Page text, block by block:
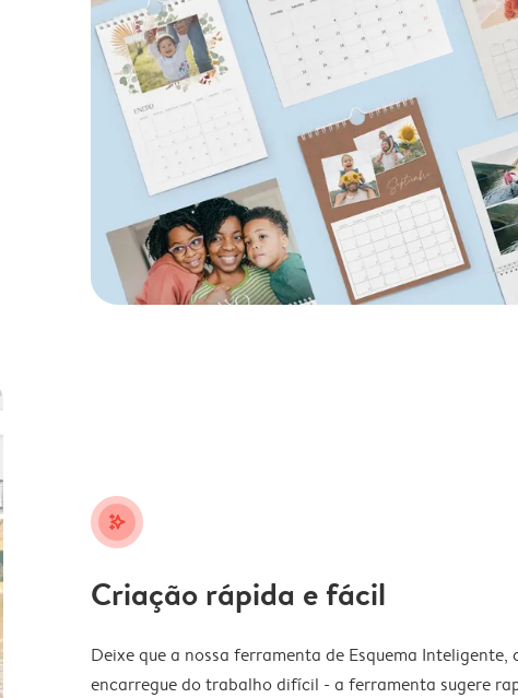
stars_plus
Criação rápida e fácil
Deixe que a nossa ferramenta de Esquema Inteligente,
encarregue do trabalho difícil - a ferramenta sugere